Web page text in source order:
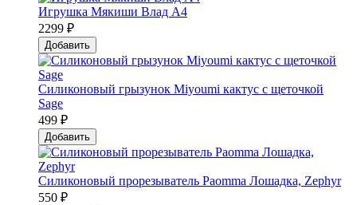
Игрушка Мякиши Влад А4
2299 ₽
Добавить
Силиконовый грызунок Мiyoumi кактус с щеточкой
Sage
499 ₽
Добавить
Силиконовый прорезыватель Paomma Лошадка, Zephyr
550 ₽